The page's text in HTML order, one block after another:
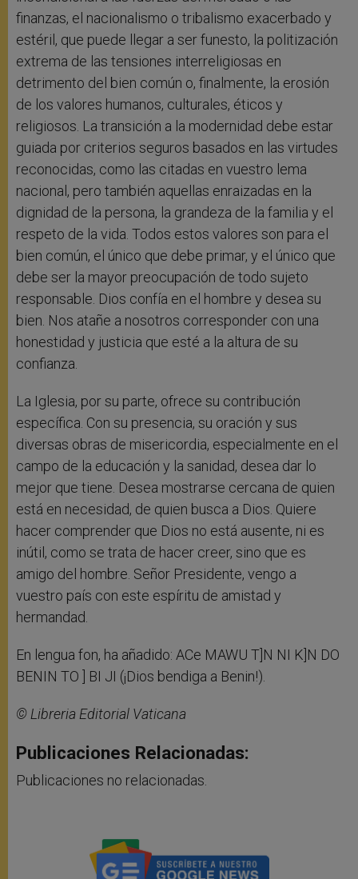
finanzas, el nacionalismo o tribalismo exacerbado y
estéril, que puede llegar a ser funesto, la politización
extrema de las tensiones interreligiosas en
detrimento del bien común o, finalmente, la erosión
de los valores humanos, culturales, éticos y
religiosos. La transición a la modernidad debe estar
guiada por criterios seguros basados en las virtudes
reconocidas, como las citadas en vuestro lema
nacional, pero también aquellas enraizadas en la
dignidad de la persona, la grandeza de la familia y el
respeto de la vida. Todos estos valores son para el
bien común, el único que debe primar, y el único que
debe ser la mayor preocupación de todo sujeto
responsable. Dios confía en el hombre y desea su
bien. Nos atañe a nosotros corresponder con una
honestidad y justicia que esté a la altura de su
confianza.
La Iglesia, por su parte, ofrece su contribución
específica. Con su presencia, su oración y sus
diversas obras de misericordia, especialmente en el
campo de la educación y la sanidad, desea dar lo
mejor que tiene. Desea mostrarse cercana de quien
está en necesidad, de quien busca a Dios. Quiere
hacer comprender que Dios no está ausente, ni es
inútil, como se trata de hacer creer, sino que es
amigo del hombre. Señor Presidente, vengo a
vuestro país con este espíritu de amistad y
hermandad.
En lengua fon, ha añadido: ACe MAWU T]N NI K]N DO
BENIN TO ] BI JI (¡Dios bendiga a Benin!).
© Libreria Editorial Vaticana
Publicaciones Relacionadas:
Publicaciones no relacionadas.